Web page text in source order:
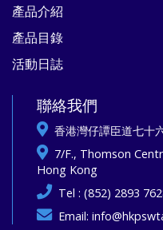
產品介紹
產品目錄
活動日誌
聯絡我們
香港灣仔譚臣道七十
7/F., Thomson
Hong Kong
Tel : (852) 2893
Email: